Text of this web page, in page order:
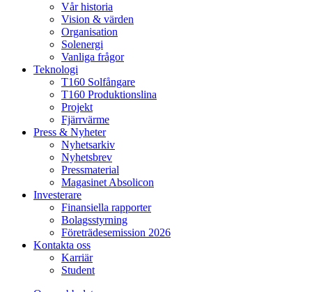
Vår historia
Vision & värden
Organisation
Solenergi
Vanliga frågor
Teknologi
T160 Solfångare
T160 Produktionslina
Projekt
Fjärrvärme
Press & Nyheter
Nyhetsarkiv
Nyhetsbrev
Pressmaterial
Magasinet Absolicon
Investerare
Finansiella rapporter
Bolagsstyrning
Företrädesemission 2026
Kontakta oss
Karriär
Student